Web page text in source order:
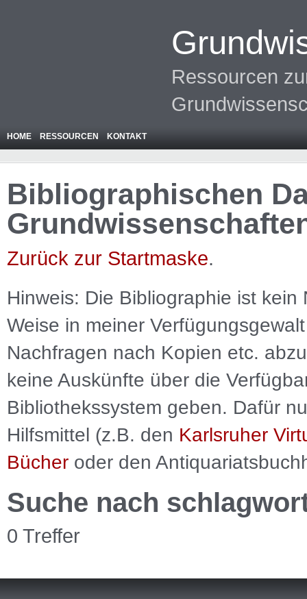
Ressourcen
HOME RESSOURCEN KONTAKT
Bibliographischen
Zurück zur Startmaske.
Hinweis: Die Bibliographie ist kein
Weise in meiner
Nachfragen nach Kopien etc.
keine Auskünfte über die
Bibliothekssystem geben. Dafür
Hilfsmittel (z.B. den Karlsruher
Bücher oder den
Suche nach
0 Treffer